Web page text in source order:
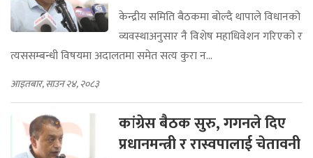
केन्द्रीय समिति बैठकमा बोल्दै थापाले विधानको
व्यवस्थाअनुसार नै विशेष महाधिवेशन गरिएको र
त्यससम्बन्धी विषयमा अदालतमा समेत सत्य कुरा न...
आइतबार, साउन २४, २०८३
कांग्रेस बैठक सुरु, गगनले दिए
प्रधानमन्त्री र रास्वपालाई चेतावनी